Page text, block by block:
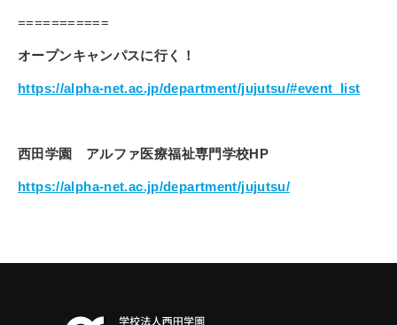
===========
オープンキャンパスに行く！
https://alpha-net.ac.jp/department/jujutsu/#event_list
西田学園 アルファ医療福祉専門学校HP
https://alpha-net.ac.jp/department/jujutsu/